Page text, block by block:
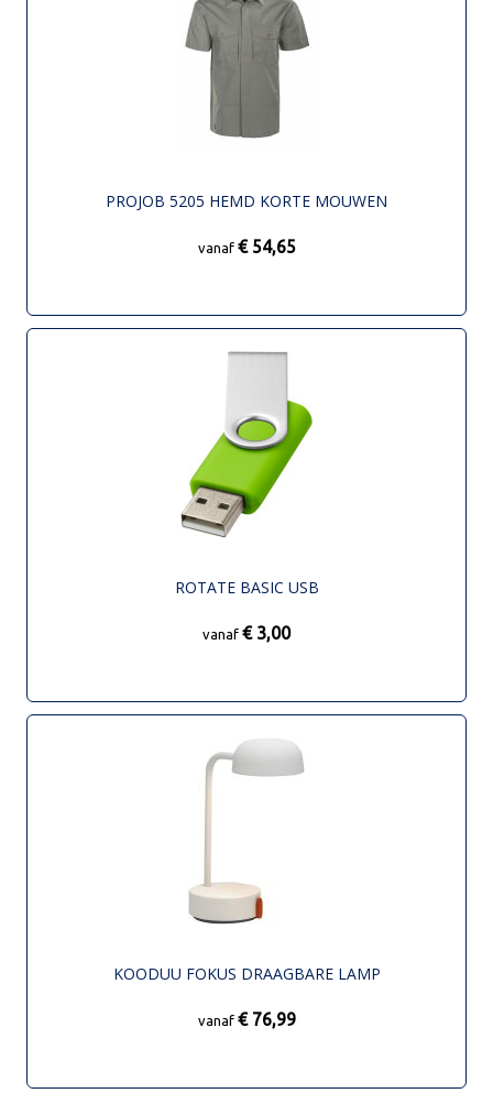
PROJOB 5205 HEMD KORTE MOUWEN
vanaf € 54,65
ROTATE BASIC USB
vanaf € 3,00
KOODUU FOKUS DRAAGBARE LAMP
vanaf € 76,99